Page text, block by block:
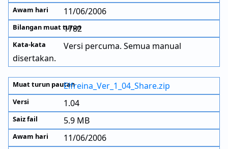
11/06/2006
1782
Versi percuma. Semua manual
disertakan.
Elfreina_Ver_1_04_Share.zip
1.04
5.9 MB
11/06/2006